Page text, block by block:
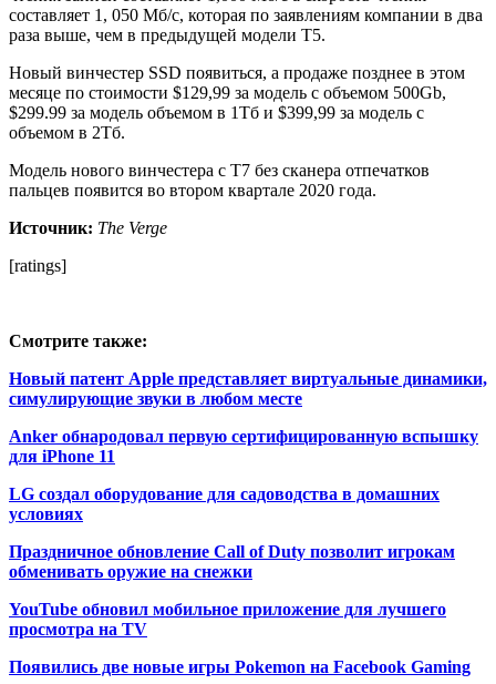
составляет 1, 050 Мб/с, которая по заявлениям компании в два
раза выше, чем в предыдущей модели T5.
Новый винчестер SSD появиться, а продаже позднее в этом
месяце по стоимости $129,99 за модель с объемом 500Gb,
$299.99 за модель объемом в 1Тб и $399,99 за модель с
объемом в 2Тб.
Модель нового винчестера с T7 без сканера отпечатков
пальцев появится во втором квартале 2020 года.
Источник: The Verge
[ratings]
Смотрите также:
Новый патент Apple представляет виртуальные динамики,
симулирующие звуки в любом месте
Anker обнародовал первую сертифицированную вспышку
для iPhone 11
LG создал оборудование для садоводства в домашних
условиях
Праздничное обновление Call of Duty позволит игрокам
обменивать оружие на снежки
YouTube обновил мобильное приложение для лучшего
просмотра на TV
Появились две новые игры Pokemon на Facebook Gaming